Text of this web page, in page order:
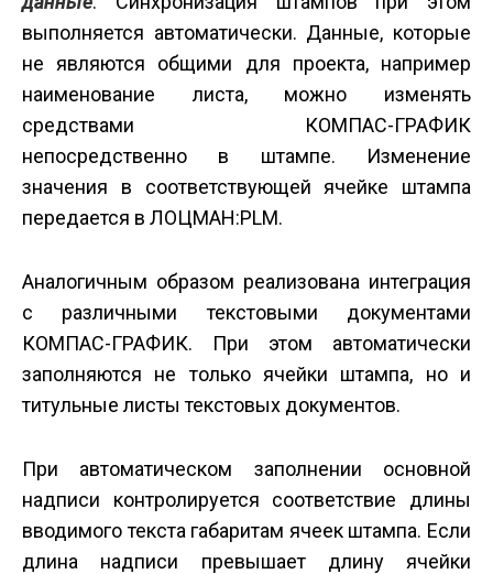
выполняется автоматически. Данные, которые
не являются общими для проекта, например
наименование листа, можно изменять
средствами КОМПАС-ГРАФИК
непосредственно в штампе. Изменение
значения в соответствующей ячейке штампа
передается в ЛОЦМАН:PLM.
Аналогичным образом реализована интеграция
с различными текстовыми документами
КОМПАС-ГРАФИК. При этом автоматически
заполняются не только ячейки штампа, но и
титульные листы текстовых документов.
При автоматическом заполнении основной
надписи контролируется соответствие длины
вводимого текста габаритам ячеек штампа. Если
длина надписи превышает длину ячейки